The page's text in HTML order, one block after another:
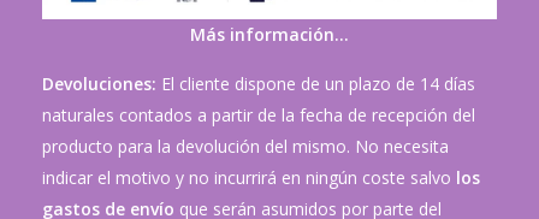
Más información…
Devoluciones: El cliente dispone de un plazo de 14 días
naturales contados a partir de la fecha de recepción del
producto para la devolución del mismo. No necesita
indicar el motivo y no incurrirá en ningún coste salvo los
gastos de envío que serán asumidos por parte del